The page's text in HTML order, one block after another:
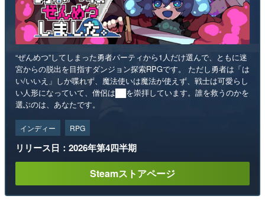
“ぜんめつ”してしまった勇者パーティから1人だけ選んで、ともに迷
宮からの脱出を目指すダンジョン探索RPGです。 ただし勇者は「は
い/いいえ」しか喋れず、魔法使いは魔法が使えず、戦士は可愛らし
い人形になっていて、僧侶は██を崇拝しています。誰を救うのかを
選ぶのは、あなたです。
インディー RPG
リリース日：2026年第4四半期
Steamストアページ